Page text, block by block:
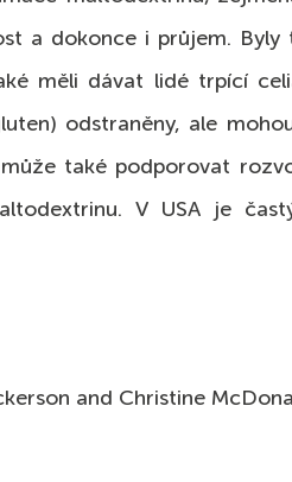
a dokonce i průjem. Byly
měli dávat lidé trpící
odstraněny, ale
také podporovat
V USA je
and Christine